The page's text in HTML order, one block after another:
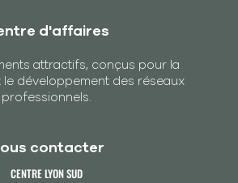
d'affaires
attractifs, conçus pour la
développement des réseaux
professionnels.
contacter
CENTRE LYON SUD